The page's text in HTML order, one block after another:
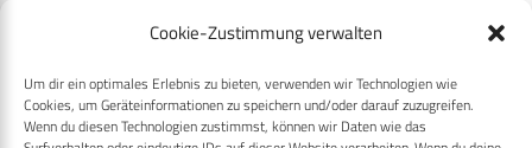
Cookie-Zustimmung verwalten
Um dir ein optimales Erlebnis zu bieten, verwenden wir Technologien wie
Cookies, um Geräteinformationen zu speichern und/oder darauf zuzugreifen.
Wenn du diesen Technologien zustimmst, können wir Daten wie das
RECHTLICHES